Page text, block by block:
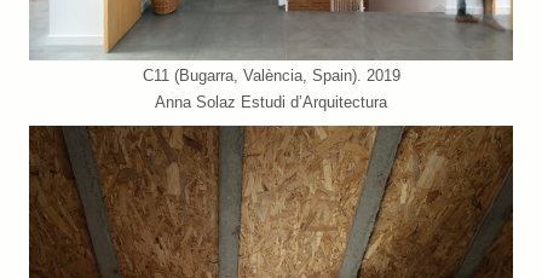
C11 (Bugarra, València, Spain). 2019
Anna Solaz Estudi d’Arquitectura